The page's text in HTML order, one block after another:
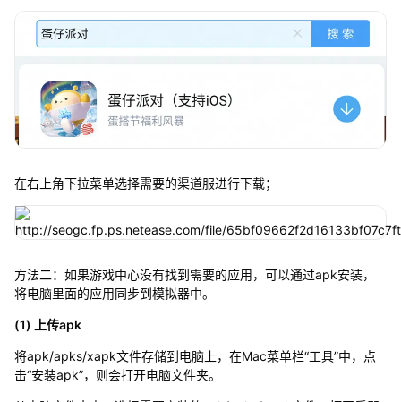
在右上角下拉菜单选择需要的渠道服进行下载；
方法二：如果游戏中心没有找到需要的应用，可以通过apk安装，
将电脑里面的应用同步到模拟器中。
(1) 上传apk
将apk/apks/xapk文件存储到电脑上，在Mac菜单栏“工具”中，点
击“安装apk”，则会打开电脑文件夹。